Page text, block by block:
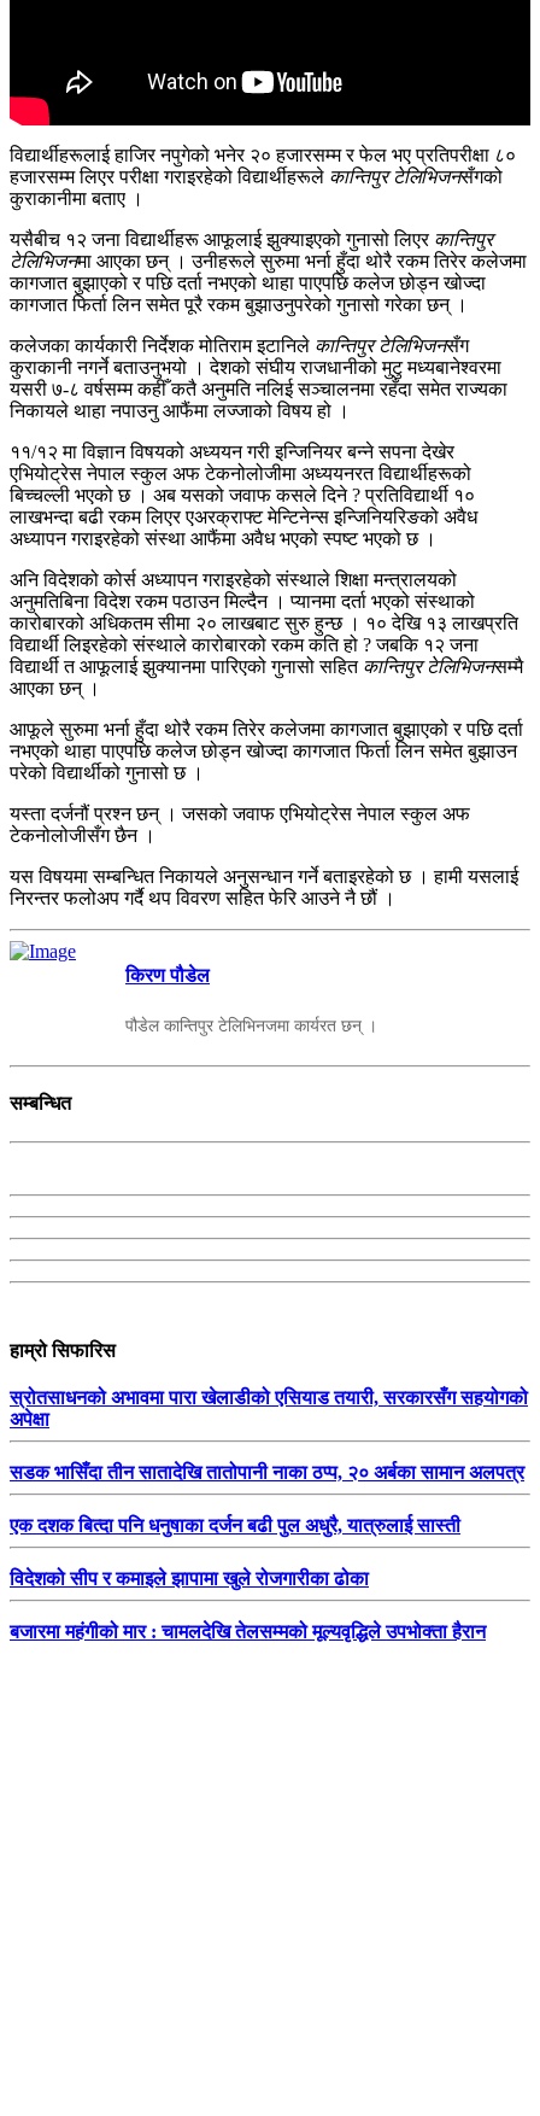
विद्यार्थीहरूलाई हाजिर नपुगेको भनेर २० हजारसम्म र फेल भए प्रतिपरीक्षा ८०
हजारसम्म लिएर परीक्षा गराइरहेको विद्यार्थीहरूले कान्तिपुर टेलिभिजनसँगको
कुराकानीमा बताए ।
यसैबीच १२ जना विद्यार्थीहरू आफूलाई झुक्याइएको गुनासो लिएर कान्तिपुर
टेलिभिजनमा आएका छन् । उनीहरूले सुरुमा भर्ना हुँदा थोरै रकम तिरेर कलेजमा
कागजात बुझाएको र पछि दर्ता नभएको थाहा पाएपछि कलेज छोड्न खोज्दा
कागजात फिर्ता लिन समेत पूरै रकम बुझाउनुपरेको गुनासो गरेका छन् ।
कलेजका कार्यकारी निर्देशक मोतिराम इटानिले कान्तिपुर टेलिभिजनसँग
कुराकानी नगर्ने बताउनुभयो । देशको संघीय राजधानी‍को मुटु मध्यबानेश्वरमा
यसरी ७-८ वर्षसम्म कहीँ कतै अनुमति नलिई सञ्चालनमा रहँदा समेत राज्यका
निकायले थाहा नपाउनु आफैंमा लज्जाको विषय हो ।
११/१२ मा विज्ञान विषयको अध्ययन गरी इन्जिनियर बन्ने सपना देखेर
एभियोट्रेस नेपाल स्कुल अफ टेकनोलोजीमा अध्ययनरत विद्यार्थीहरूको
बिच्चल्ली भएको छ । अब यसको जवाफ कसले दिने ? प्रतिविद्यार्थी १०
लाखभन्दा बढी रकम लिएर एअरक्राफ्ट मेन्टिनेन्स इन्जिनियरिङको अवैध
अध्यापन गराइरहेको संस्था आफैंमा अवैध भएको स्पष्ट भएको छ ।
अनि विदेशको कोर्स अध्यापन गराइरहेको संस्थाले शिक्षा मन्त्रालयको
अनुमतिबिना विदेश रकम पठाउन मिल्दैन । प्यानमा दर्ता भएको संस्थाको
कारोबारको अधिकतम सीमा २० लाखबाट सुरु हुन्छ । १० देखि १३ लाखप्रति
विद्यार्थी लिइरहेको संस्थाले कारोबारको रकम कति हो ? जबकि १२ जना
विद्यार्थी त आफूलाई झुक्यानमा पारिएको गुनासो सहित कान्तिपुर टेलिभिजनसम्मै
आएका छन् ।
आफूले सुरुमा भर्ना हुँदा थोरै रकम तिरेर कलेजमा कागजात बुझाएको र पछि दर्ता
नभएको थाहा पाएपछि कलेज छोड्न खोज्दा कागजात फिर्ता लिन समेत बुझाउन
परेको विद्यार्थीको गुनासो छ ।
यस्ता दर्जनौं प्रश्न छन् । जसको जवाफ एभियोट्रेस नेपाल स्कुल अफ
टेकनोलोजीसँग छैन ।
यस विषयमा सम्बन्धित निकायले अनुसन्धान गर्ने बताइरहेको छ । हामी यसलाई
निरन्तर फलोअप गर्दै थप विवरण सहित फेरि आउने नै छौं ।
किरण पौडेल
पौडेल कान्तिपुर टेलिभिनजमा कार्यरत छन् ।
सम्बन्धित
हाम्रो सिफारिस
स्रोतसाधनको अभावमा पारा खेलाडीको एसियाड तयारी, सरकारसँग सहयोगको
अपेक्षा
सडक भासिँदा तीन सातादेखि तातोपानी नाका ठप्प, २० अर्बका सामान अलपत्र
एक दशक बित्दा पनि धनुषाका दर्जन बढी पुल अधुरै, यात्रुलाई सास्ती
विदेशको सीप र कमाइले झापामा खुले रोजगारीका ढोका
बजारमा महंगीको मार : चामलदेखि तेलसम्मको मूल्यवृद्धिले उपभोक्ता हैरान